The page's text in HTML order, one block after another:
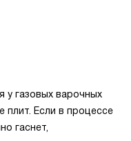
действительно
у газовых варочных
плит. Если в процессе
гаснет,